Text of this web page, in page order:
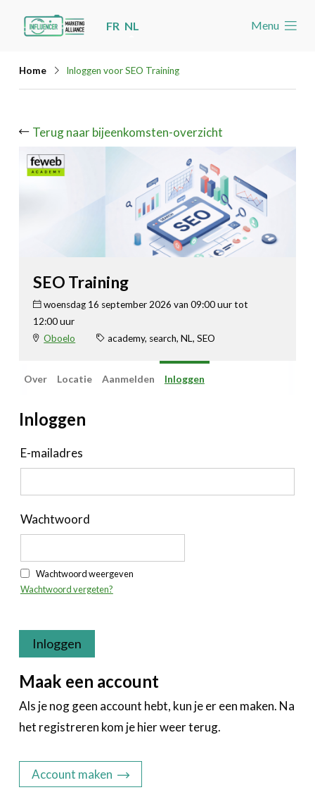
Jump
Jump
main
FR NL Menu
Home Inloggen voor SEO Training
Terug naar bijeenkomsten-overzicht
SEO Training
woensdag 16 september 2026 van 09:00 uur tot
12:00 uur
Oboelo
academy, search, NL, SEO
Over Locatie Aanmelden Inloggen
Inloggen
E-mailadres
Wachtwoord
Wachtwoord weergeven
Wachtwoord vergeten?
Inloggen
Maak een account
Als je nog geen account hebt, kun je er een maken. Na
het registreren kom je hier weer terug.
Account maken
Cases
Word lid
Account
Zoeken